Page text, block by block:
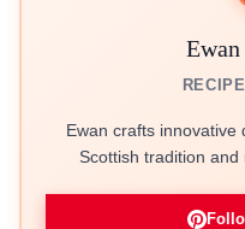
Ewan crafts innovative
Scottish tradition and